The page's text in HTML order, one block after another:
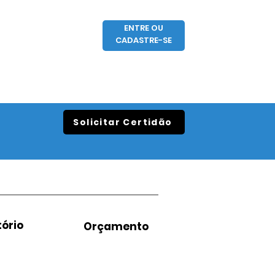
ENTRE OU
CADASTRE-SE
Solicitar Certidão
Orçamento